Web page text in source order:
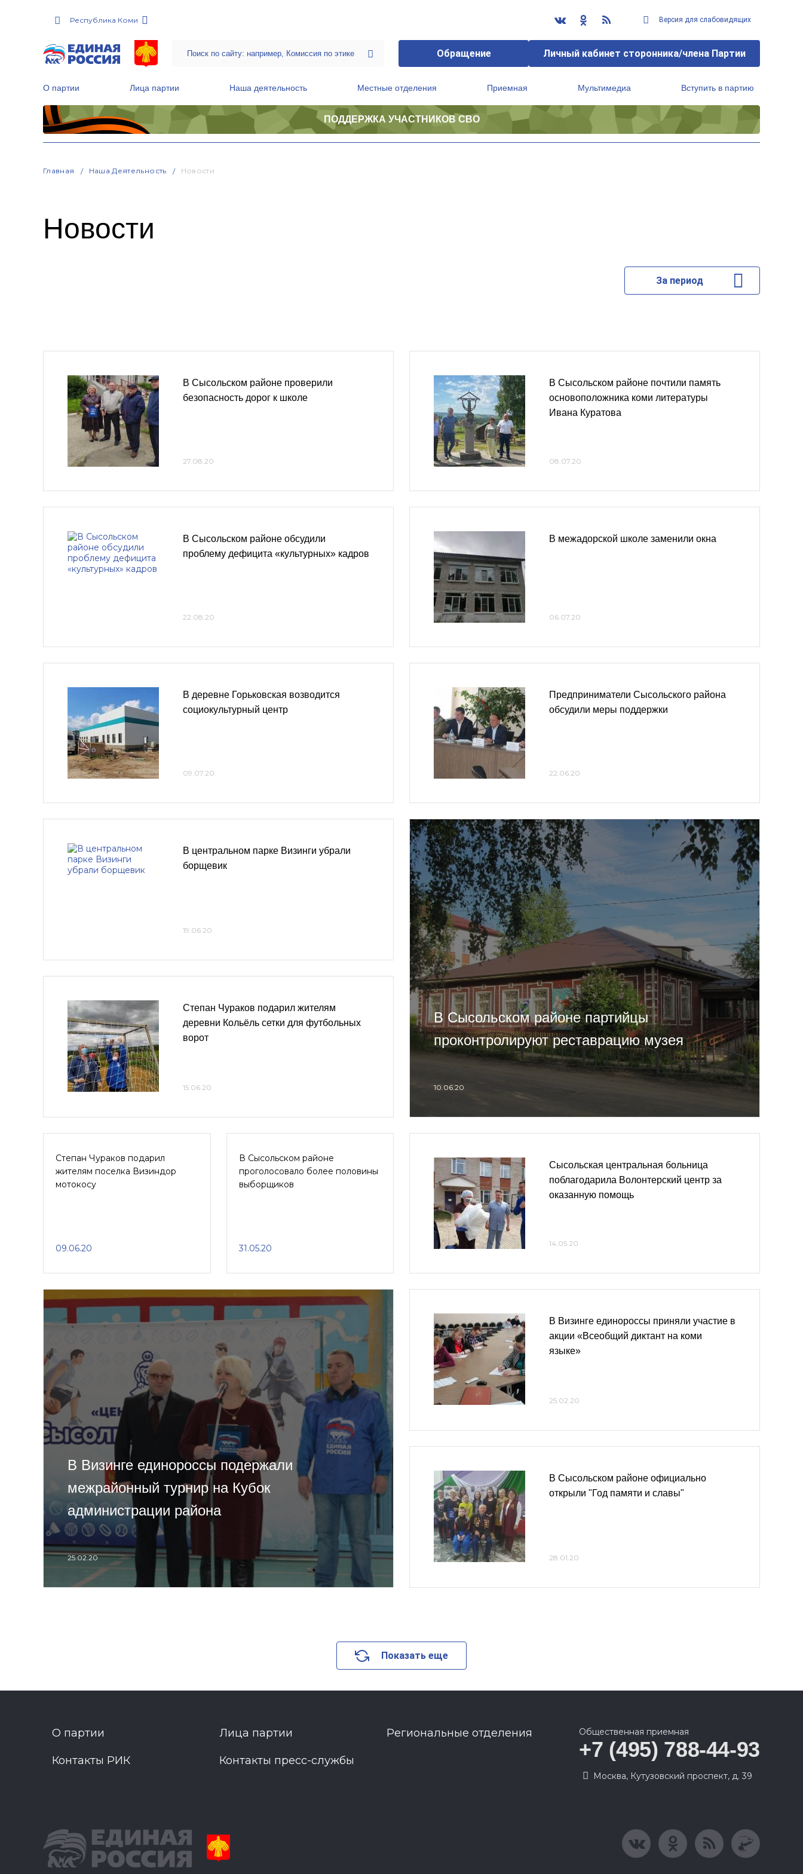
Республика Коми Версия для слабовидящих
Обращение Личный кабинет сторонника/члена Партии
О партии Лица партии Наша деятельность Местные отделения Приемная Мультимедиа Вступить в партию
ПОДДЕРЖКА УЧАСТНИКОВ СВО
Главная Наша Деятельность Новости
Новости
За период
В Сысольском районе проверили
безопасность дорог к школе
27.08.20
В Сысольском районе обсудили
проблему дефицита «культурных» кадров
22.08.20
В деревне Горьковская возводится
социокультурный центр
09.07.20
В Сысольском районе почтили память
основоположника коми литературы
Ивана Куратова
08.07.20
В межадорской школе заменили окна
06.07.20
Предприниматели Сысольского района
обсудили меры поддержки
22.06.20
В центральном парке Визинги убрали
борщевик
19.06.20
Степан Чураков подарил жителям
деревни Кольёль сетки для футбольных
ворот
15.06.20
В Сысольском районе партийцы
проконтролируют реставрацию музея
10.06.20
Степан Чураков подарил
жителям поселка Визиндор
мотокосу
09.06.20
В Сысольском районе
проголосовало более половины
выборщиков
31.05.20
Сысольская центральная больница
поблагодарила Волонтерский центр за
оказанную помощь
14.05.20
В Визинге единороссы подержали
межрайонный турнир на Кубок
администрации района
25.02.20
В Визинге единороссы приняли участие в
акции «Всеобщий диктант на коми
языке»
25.02.20
В Сысольском районе официально
открыли "Год памяти и славы"
28.01.20
Показать еще
О партии Лица партии Региональные отделения
Контакты РИК Контакты пресс-службы
Общественная приемная
+7 (495) 788-44-93
Москва, Кутузовский проспект, д. 39